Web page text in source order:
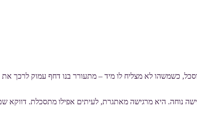
כשמשהו לא מצליח לו מיד – מתעורר בנו דחף עמוק לרכך את
נוחה. היא מרגישה מאתגרת, לעיתים אפילו מתסכלת. דווקא